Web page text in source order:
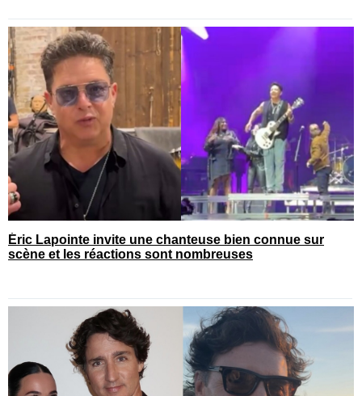
Éric Lapointe invite une chanteuse bien connue sur
scène et les réactions sont nombreuses